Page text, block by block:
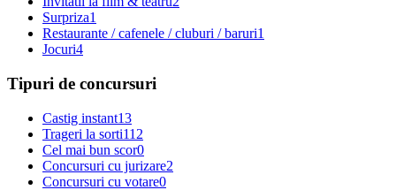
Surpriza1
Restaurante / cafenele / cluburi / baruri1
Jocuri4
Tipuri de concursuri
Castig instant13
Trageri la sorti112
Cel mai bun scor0
Concursuri cu jurizare2
Concursuri cu votare0